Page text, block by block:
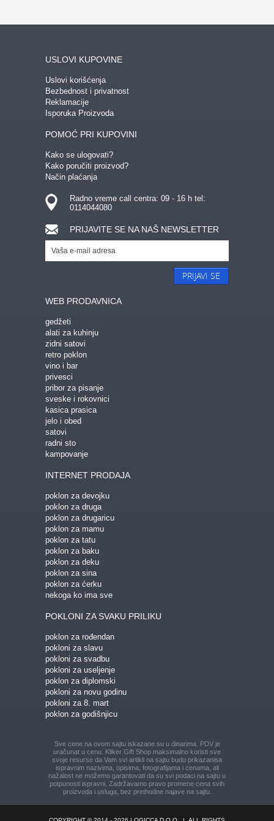
USLOVI KUPOVINE
Uslovi korišćenja
Bezbednost i privatnost
Reklamacije
Isporuka Proizvoda
POMOĆ PRI KUPOVINI
Kako se ulogovati?
Kako poručiti proizvod?
Način plaćanja
Radno vreme call centra: 09 - 16 h tel:
0114044080
PRIJAVITE SE NA NAŠ NEWSLETTER
PRIJAVI SE
WEB PRODAVNICA
gedžeti
alati za kuhinju
zidni satovi
retro poklon
vino i bar
privesci
pribor za pisanje
sveske i rokovnici
kasica prasica
jelo i obed
satovi
radni sto
kampovanje
INTERNET PRODAJA
poklon za devojku
poklon za druga
poklon za drugaricu
poklon za mamu
poklon za tatu
poklon za baku
poklon za deku
poklon za sina
poklon za ćerku
nekoga ko ima sve
POKLONI ZA SVAKU PRILIKU
poklon za rođendan
pokloni za slavu
pokloni za svadbu
pokloni za useljenje
poklon za diplomski
pokloni za novu godinu
pokloni za 8. mart
poklon za godišnjicu
Sve cene na ovom sajtu iskazane su u dinarima. PDV je
uračunat u cenu. Kliker Gift Shop maksimalno koristi sve
svoje resurse da Vam svi artikli na sajtu budu prikazanisa
ispravnim nazivima, opisima, fotografijama i cenama, ali
nažalost ne možemo garantovati da su svi podaci na sajtu u
potpunosti ispravni. Zadržavamo pravo promene cena svih
proizvoda i usluga, bez prethodne najave na sajtu.